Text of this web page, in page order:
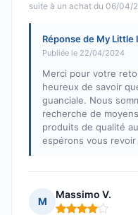
suite à un achat du 06/04/
Réponse de My Little
Publiée le 22/04/2024
Merci pour votre
heureux de savoir
guanciale. Nous
recherche de
produits de qualité
espérons vous
M
Massimo V.